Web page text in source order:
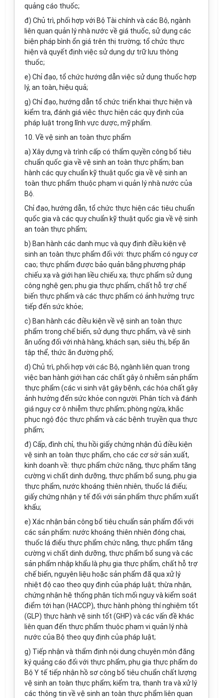
quảng cáo thuốc;
đ) Chủ trì, phối hợp với Bộ Tài chính và các Bộ, ngành
liên quan quản lý nhà nước về giá thuốc, sử dụng các
biện pháp bình ổn giá trên thị trường; tổ chức thực
hiện và quyết định việc sử dụng dự trữ lưu thông
thuốc;
e) Chỉ đạo, tổ chức hướng dẫn việc sử dụng thuốc hợp
lý, an toàn, hiệu quả;
g) Chỉ đạo, hướng dẫn tổ chức triển khai thực hiện và
kiểm tra, đánh giá việc thực hiện các quy định của
pháp luật trong lĩnh vực dược, mỹ phẩm.
10. Về vệ sinh an toàn thực phẩm
a) Xây dựng và trình cấp có thẩm quyền công bố tiêu
chuẩn quốc gia về vệ sinh an toàn thực phẩm; ban
hành các quy chuẩn kỹ thuật quốc gia về vệ sinh an
toàn thực phẩm thuộc phạm vi quản lý nhà nước của
Bộ.
Chỉ đạo, hướng dẫn, tổ chức thực hiện các tiêu chuẩn
quốc gia và các quy chuẩn kỹ thuật quốc gia về vệ sinh
an toàn thực phẩm;
b) Ban hành các danh mục và quy định điều kiện vệ
sinh an toàn thực phẩm đối với: thực phẩm có nguy cơ
cao; thực phẩm được bảo quản bằng phương pháp
chiếu xạ và giới hạn liều chiếu xạ; thực phẩm sử dụng
công nghệ gen; phụ gia thực phẩm, chất hỗ trợ chế
biến thực phẩm và các thực phẩm có ảnh hưởng trực
tiếp đến sức khỏe;
c) Ban hành các điều kiện về vệ sinh an toàn thực
phẩm trong chế biến, sử dụng thực phẩm, và vệ sinh
ăn uống đối với nhà hàng, khách sạn, siêu thị, bếp ăn
tập thể, thức ăn đường phố;
d) Chủ trì, phối hợp với các Bộ, ngành liên quan trong
việc ban hành giới hạn các chất gây ô nhiễm sản phẩm
thực phẩm (các vi sinh vật gây bệnh, các hóa chất gây
ảnh hưởng đến sức khỏe con người. Phân tích và đánh
giá nguy cơ ô nhiễm thực phẩm; phòng ngừa, khắc
phục ngộ độc thực phẩm và các bệnh truyền qua thực
phẩm;
đ) Cấp, đình chỉ, thu hồi giấy chứng nhận đủ điều kiện
vệ sinh an toàn thực phẩm, cho các cơ sở sản xuất,
kinh doanh về: thực phẩm chức năng, thực phẩm tăng
cường vi chất dinh dưỡng, thực phẩm bổ sung, phụ gia
thực phẩm, nước khoáng thiên nhiên, thuốc lá điếu;
giấy chứng nhận y tế đối với sản phẩm thực phẩm xuất
khẩu;
e) Xác nhận bản công bố tiêu chuẩn sản phẩm đối với
các sản phẩm: nước khoáng thiên nhiên đóng chai,
thuốc lá điếu thực phẩm chức năng, thực phẩm tăng
cường vi chất dinh dưỡng, thực phẩm bổ sung và các
sản phẩm nhập khẩu là phụ gia thực phẩm, chất hỗ trợ
chế biến, nguyên liệu hoặc sản phẩm đã qua xử lý
nhiệt độ cao theo quy định của pháp luật; thừa nhận,
chứng nhận hệ thống phân tích mối nguy và kiểm soát
điểm tới hạn (HACCP), thực hành phòng thí nghiệm tốt
(GLP) thực hành vệ sinh tốt (GHP) và các vấn đề khác
liên quan đến thực phẩm thuộc phạm vi quản lý nhà
nước của Bộ theo quy định của pháp luật;
g) Tiếp nhận và thẩm định nội dung chuyên môn đăng
ký quảng cáo đối với thực phẩm, phụ gia thực phẩm do
Bộ Y tế tiếp nhận hồ sơ công bố tiêu chuẩn chất lượng
vệ sinh an toàn thực phẩm; kiểm tra, thanh tra và xử lý
các thông tin về vệ sinh an toàn thực phẩm liên quan